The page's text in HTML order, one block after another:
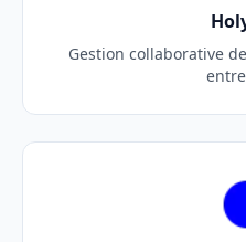
Gestion collaborative